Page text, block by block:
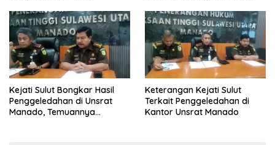
Kejati Sulut Bongkar Hasil
Penggeledahan di Unsrat
Manado, Temuannya
Keterangan Kejati Sulut
Terkait Penggeledahan di
Kantor Unsrat Manado